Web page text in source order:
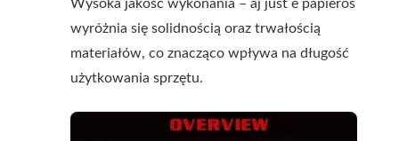
Wysoka jakość wykonania – aj just e papieros
wyróżnia się solidnością oraz trwałością
materiałów, co znacząco wpływa na długość
użytkowania sprzętu.